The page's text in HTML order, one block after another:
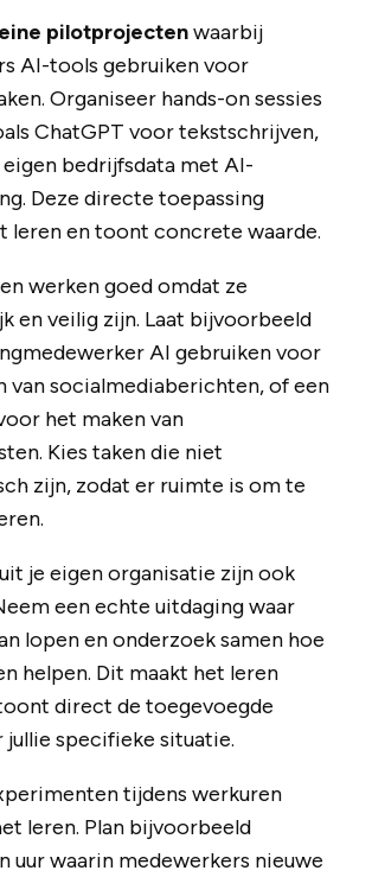
pilotprojectenwaarbij
AI-tools gebruiken voor
Organiseer hands-on sessies
ChatGPT voor tekstschrijven,
eigen bedrijfsdata met AI-
Deze directe toepassing
leren en toont concrete waarde.
werken goed omdat ze
en veilig zijn. Laat bijvoorbeeld
AI gebruiken voor
van socialmediaberichten, of een
het maken van
Kies taken die niet
zijn, zodat er ruimte is om te
uit je eigen organisatie zijn ook
een echte uitdaging waar
lopen en onderzoek samen hoe
helpen. Dit maakt het leren
direct de toegevoegde
jullie specifieke situatie.
tijdens werkuren
leren. Plan bijvoorbeeld
uur waarin medewerkers nieuwe